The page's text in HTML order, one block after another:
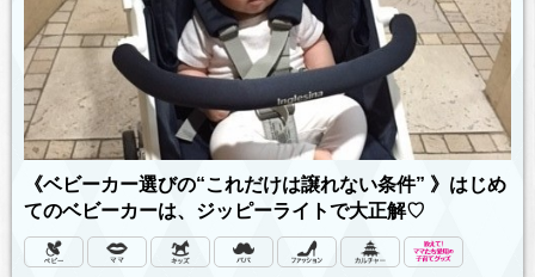
《ベビーカー選びの“これだけは譲れない条件” 》はじめ
てのベビーカーは、ジッピーライトで大正解♡